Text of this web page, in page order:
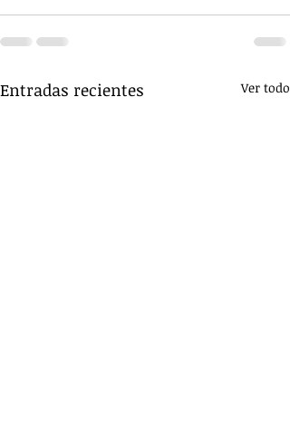
Entradas recientes Ver todo